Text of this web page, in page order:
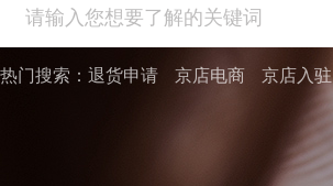
热门搜索： 退货申请 京店电商 京店入驻